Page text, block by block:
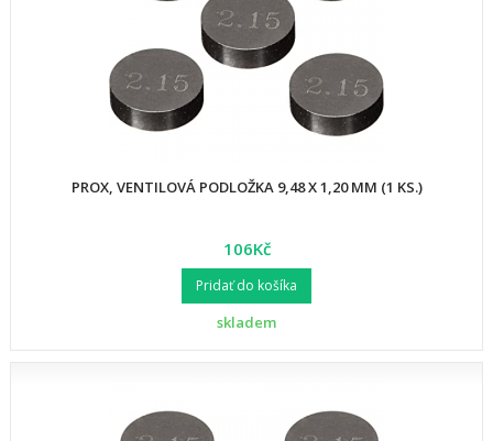
PROX, VENTILOVÁ PODLOŽKA 9,48 X 1,20 MM (1 KS.)
106Kč
Pridať do košíka
skladem